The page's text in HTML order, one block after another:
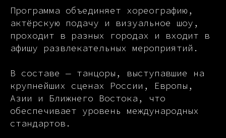
Программа объединяет хореографию,
актёрскую подачу и визуальное шоу,
проходит в разных городах и входит в
афишу развлекательных мероприятий.
В составе — танцоры, выступавшие на
крупнейших сценах России, Европы,
Азии и Ближнего Востока, что
обеспечивает уровень международных
стандартов.